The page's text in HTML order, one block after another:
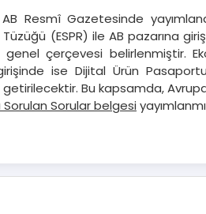
Resmî Gazetesinde
(ESPR) ile AB pazarına
genel çerçevesi belirlenmiştir.
ise Dijital Ürün
Bu kapsamda,
Sorulan Sorular belgesi